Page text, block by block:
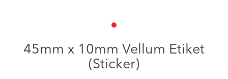
45mm x 10mm Vellum Etiket
(Sticker)